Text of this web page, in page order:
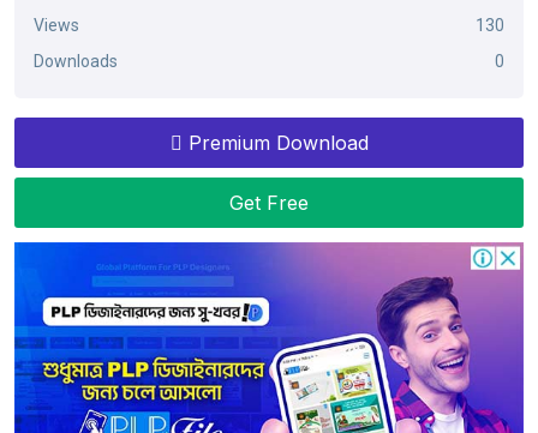
Views
130
Downloads
0
Premium Download
Get Free